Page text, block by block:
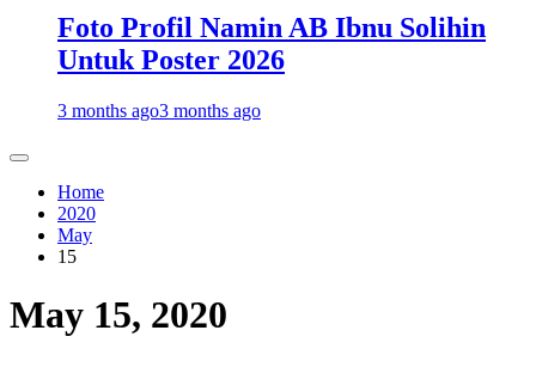
Foto Profil Namin AB Ibnu Solihin
Untuk Poster 2026
3 months ago3 months ago
Home
2020
May
15
May 15, 2020